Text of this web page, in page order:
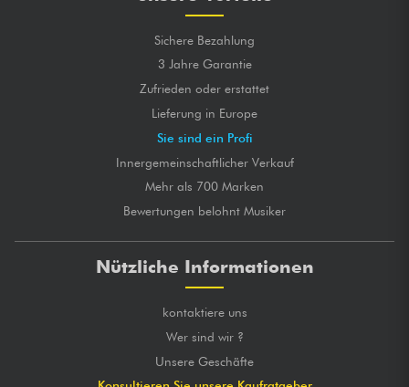
Sichere Bezahlung
3 Jahre Garantie
Zufrieden oder erstattet
Lieferung in Europe
Sie sind ein Profi
Innergemeinschaftlicher Verkauf
Mehr als 700 Marken
Bewertungen belohnt Musiker
Nützliche Informationen
kontaktiere uns
Wer sind wir ?
Unsere Geschäfte